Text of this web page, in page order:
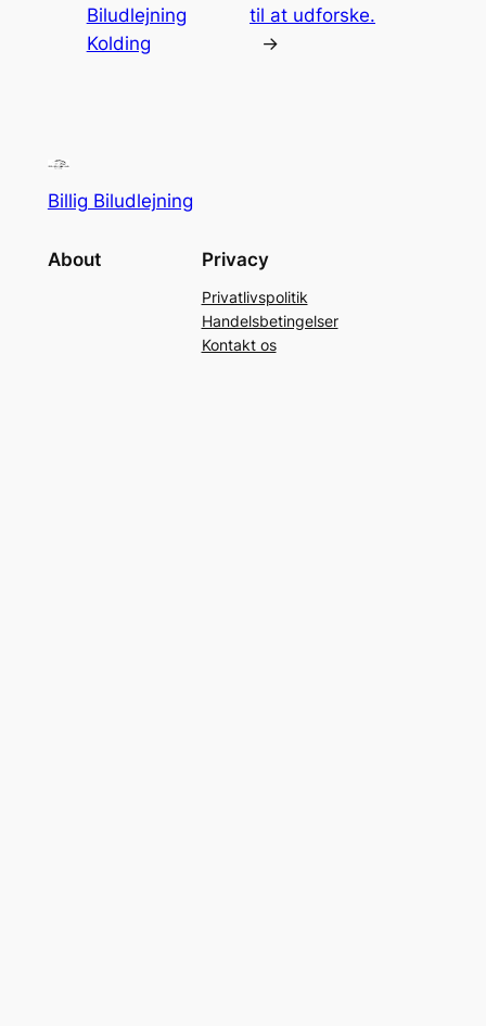
Biludlejning
Kolding
til at udforske.
→
Billig Biludlejning
About Privacy
Privatlivspolitik
Handelsbetingelser
Kontakt os